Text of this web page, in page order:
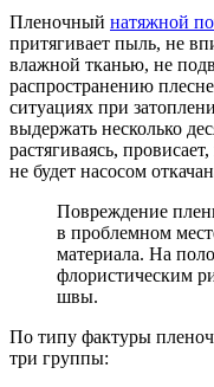
Пленочный натяжной
притягивает пыль, не
влажной тканью, не
распространению
ситуациях при
выдержать несколько
растягиваясь,
не будет насосом
Повреждение
в проблемном
материала. На
флористическим
швы.
По типу фактуры
три группы: